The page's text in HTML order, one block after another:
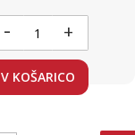
- +
V KOŠARICO